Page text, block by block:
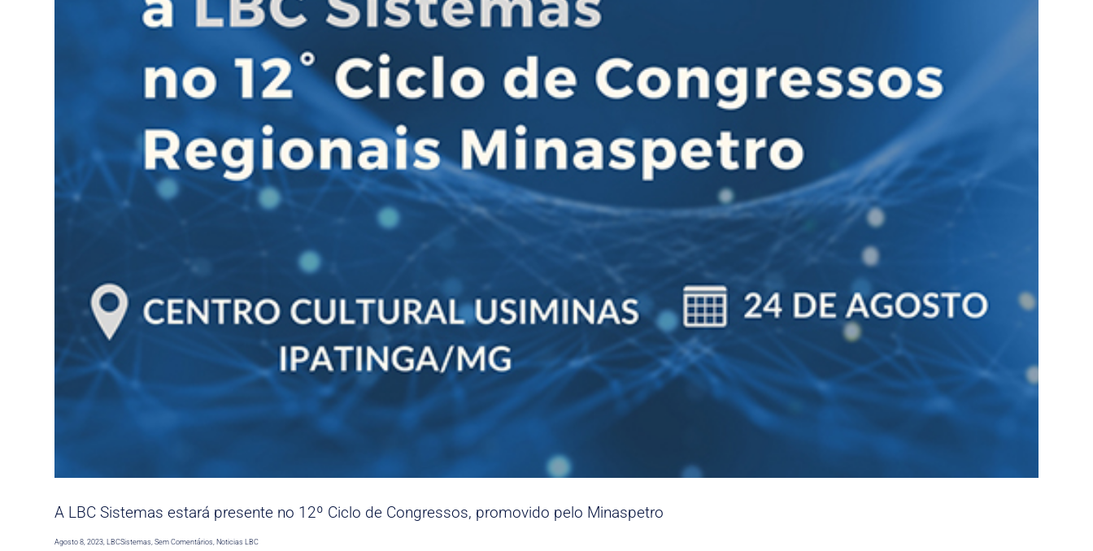
A LBC Sistemas estará presente no 12º Ciclo de Congressos, promovido pelo Minaspetro
Agosto 8, 2023 ,LBCSistemas Sem Comentários Noticias LBC